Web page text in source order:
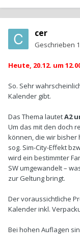
cer
Geschrieben
Heute, 20.12. um
So. Sehr
Kalender gibt.
Das Thema lautetA2
Um das mit den doch
können, die wir bisher
sog. Sim-City-Effekt
wird ein bestimmter
SW umgewandelt –
zur Geltung bringt.
Der voraussichtliche
Kalender inkl.
Bei hohen Auflagen